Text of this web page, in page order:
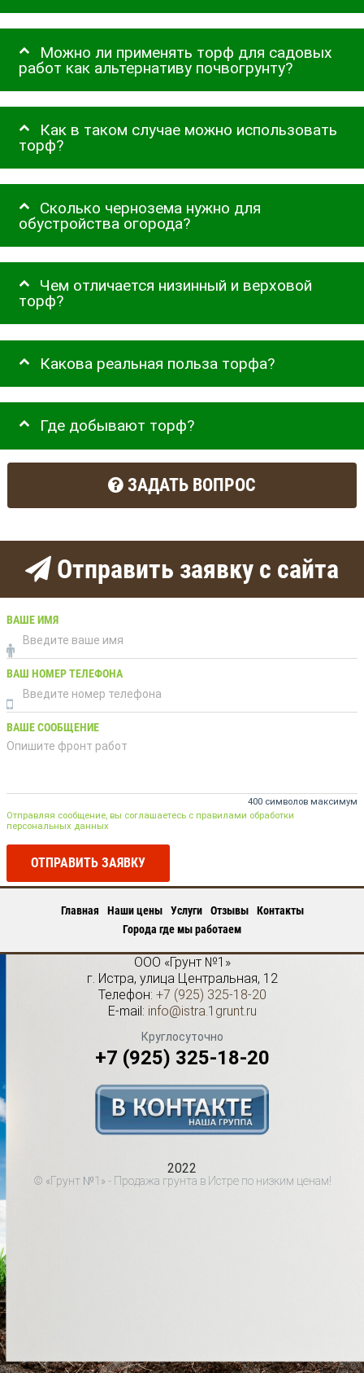
Можно ли применять торф для садовых
работ как альтернативу почвогрунту?
Как в таком случае можно использовать
торф?
Сколько чернозема нужно для
обустройства огорода?
Чем отличается низинный и верховой
торф?
Какова реальная польза торфа?
Где добывают торф?
ЗАДАТЬ ВОПРОС
Отправить заявку с сайта
ВАШЕ ИМЯ
ВАШ НОМЕР ТЕЛЕФОНА
ВАШЕ СООБЩЕНИЕ
400 символов максимум
Отправляя сообщение, вы соглашаетесь с правилами обработки
персональных данных
ОТПРАВИТЬ ЗАЯВКУ
Главная Наши цены Услуги Отзывы
Контакты
Города где мы работаем
ООО «Грунт №1»
г. Истра, улица Центральная, 12
Телефон: +7 (925) 325-18-20
E-mail: info@istra.1grunt.ru
Круглосуточно
+7 (925) 325-18-20
2022
© «Грунт №1» - Продажа грунта в Истре по низким ценам!